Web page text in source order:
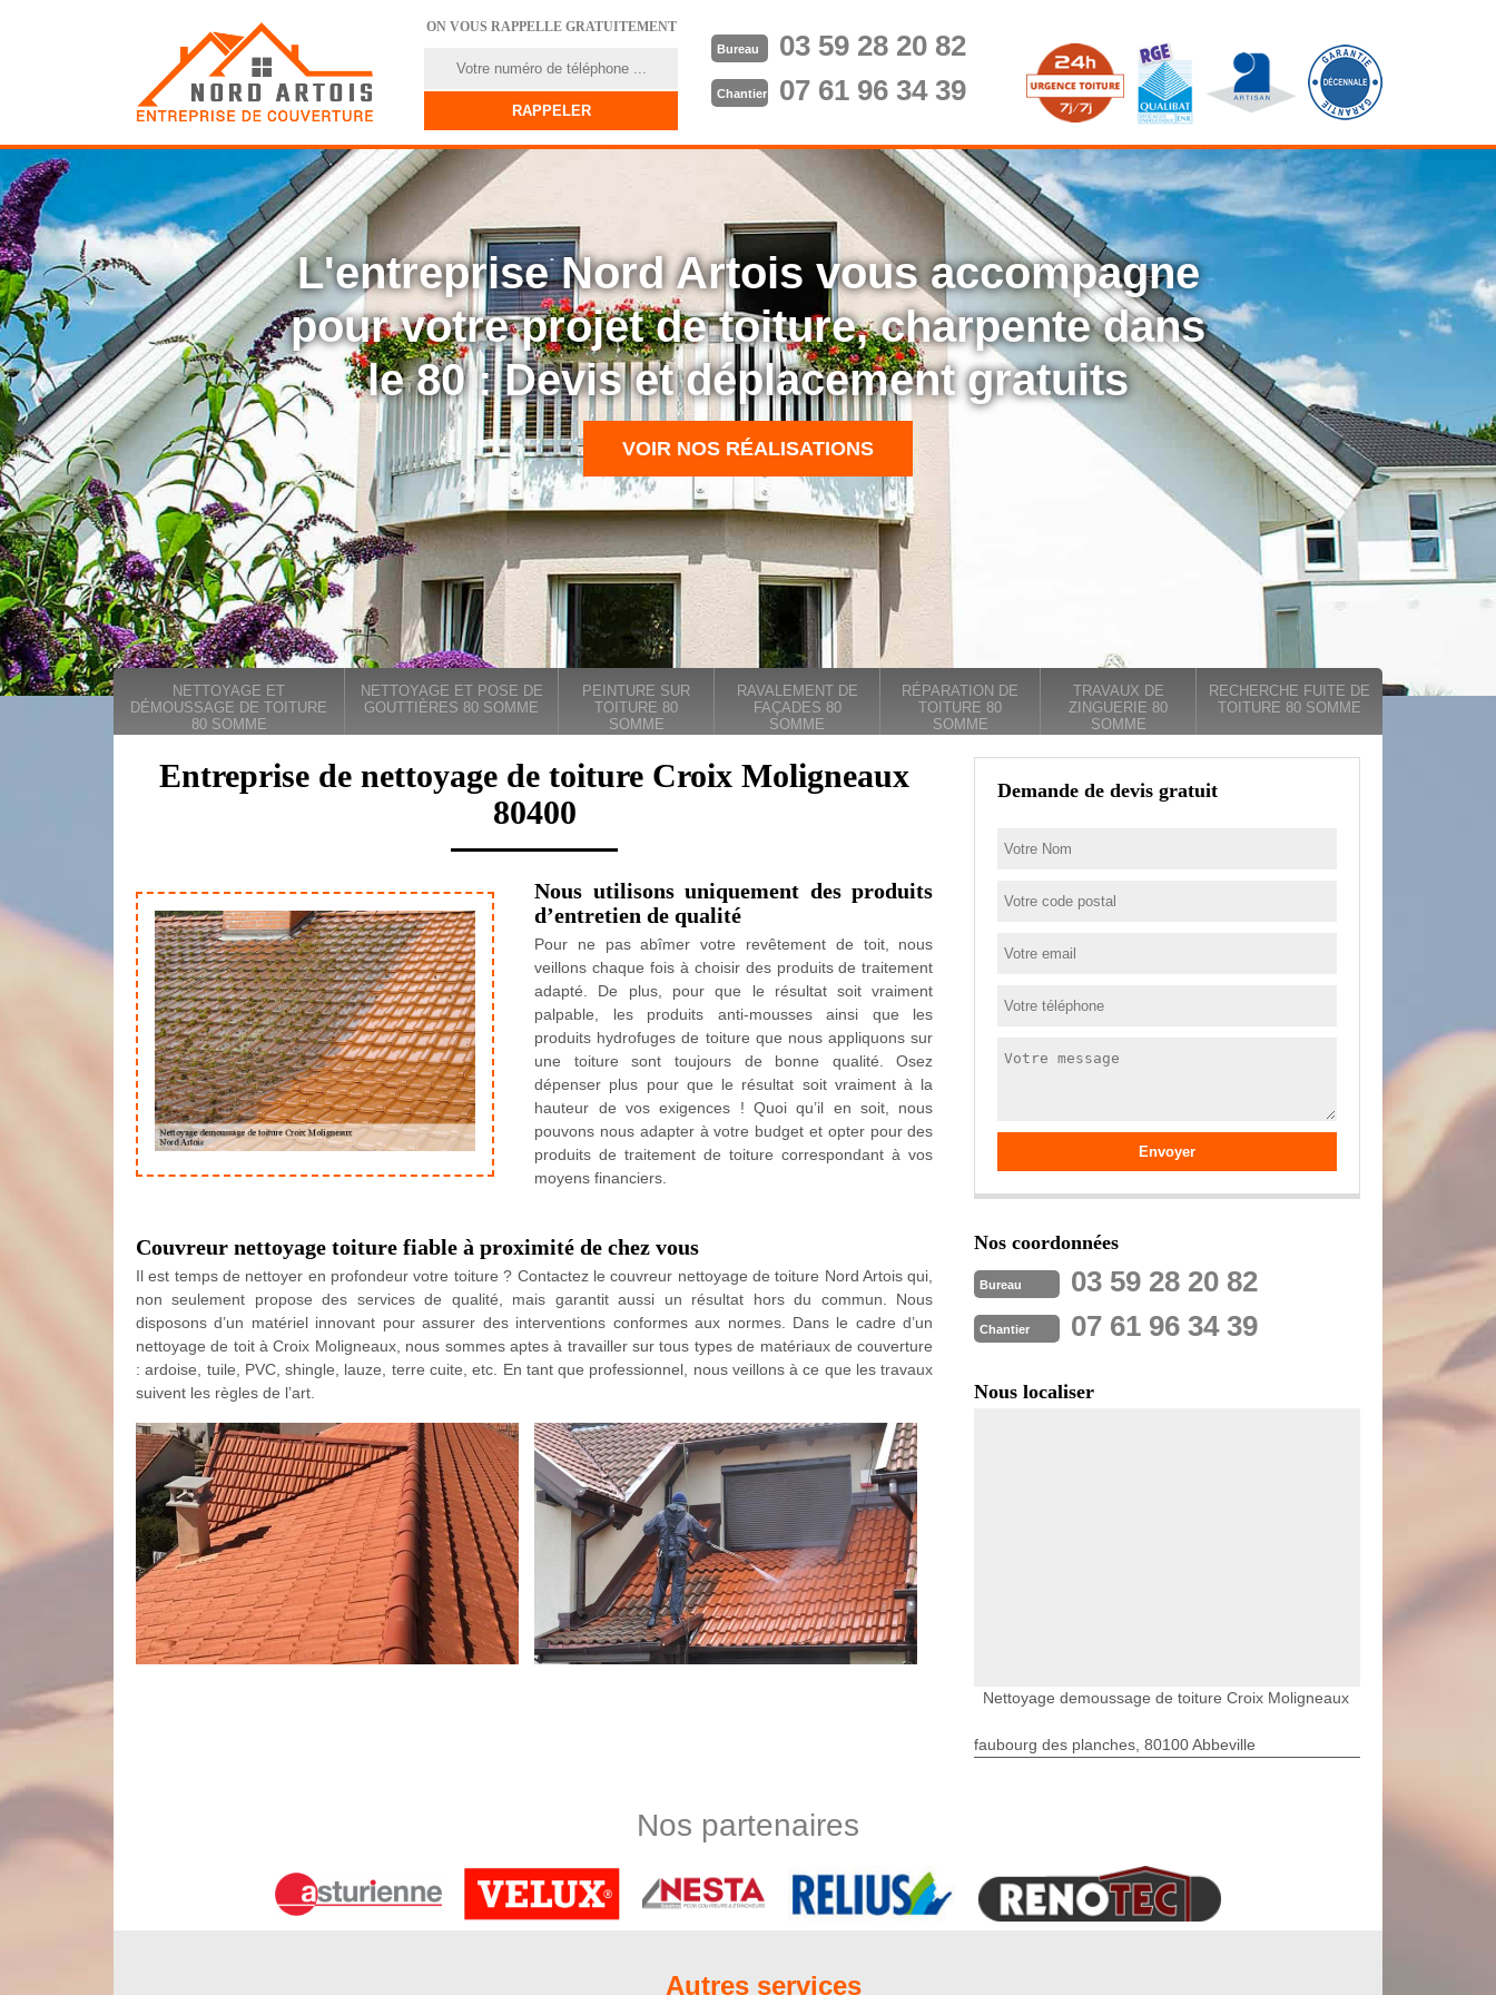
ON VOUS RAPPELLE GRATUITEMENT
Bureau 03 59 28 20 82
Chantier 07 61 96 34 39
L'entreprise Nord Artois vous accompagne
pour votre projet de toiture, charpente dans
le 80 : Devis et déplacement gratuits
VOIR NOS RÉALISATIONS
NETTOYAGE ET
DÉMOUSSAGE DE TOITURE
80 SOMME
NETTOYAGE ET POSE DE
GOUTTIÈRES 80 SOMME
PEINTURE SUR
TOITURE 80
SOMME
RAVALEMENT DE
FAÇADES 80
SOMME
RÉPARATION DE
TOITURE 80
SOMME
TRAVAUX DE
ZINGUERIE 80
SOMME
RECHERCHE FUITE DE
TOITURE 80 SOMME
Entreprise de nettoyage de toiture Croix Moligneaux
80400
Nous utilisons uniquement des produits
d’entretien de qualité
Pour ne pas abîmer votre revêtement de toit, nous
veillons chaque fois à choisir des produits de traitement
adapté. De plus, pour que le résultat soit vraiment
palpable, les produits anti-mousses ainsi que les
produits hydrofuges de toiture que nous appliquons sur
une toiture sont toujours de bonne qualité. Osez
dépenser plus pour que le résultat soit vraiment à la
hauteur de vos exigences ! Quoi qu’il en soit, nous
pouvons nous adapter à votre budget et opter pour des
produits de traitement de toiture correspondant à vos
moyens financiers.
Couvreur nettoyage toiture fiable à proximité de chez vous
Il est temps de nettoyer en profondeur votre toiture ? Contactez le couvreur nettoyage de toiture Nord Artois qui,
non seulement propose des services de qualité, mais garantit aussi un résultat hors du commun. Nous
disposons d’un matériel innovant pour assurer des interventions conformes aux normes. Dans le cadre d’un
nettoyage de toit à Croix Moligneaux, nous sommes aptes à travailler sur tous types de matériaux de couverture
: ardoise, tuile, PVC, shingle, lauze, terre cuite, etc. En tant que professionnel, nous veillons à ce que les travaux
suivent les règles de l’art.
minutieusement l’état de votre matériau de couvertures. Si les végétaux parasitaires ont caché des
nécessaire pour éviter tous problèmes d’étanchéité. Pour accentuer leurs actions, un traitement hydrofuge de
toiture sera réalisé vers la fin des interventions.
Demande de devis gratuit
Nos coordonnées
Bureau 03 59 28 20 82
Chantier 07 61 96 34 39
Nous localiser
Nettoyage demoussage de toiture Croix Moligneaux
faubourg des planches, 80100 Abbeville
Nos partenaires
Autres services